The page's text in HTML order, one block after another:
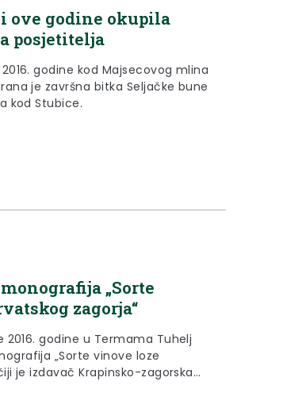
ove godine okupila
posjetitelja
godine kod Majsecovog mlina
je završna bitka Seljačke bune
kod Stubice.
„Sorte
zagorja“
2016. godine u Termama Tuhelj
„Sorte vinove loze
je izdavač Krapinsko-zagorska